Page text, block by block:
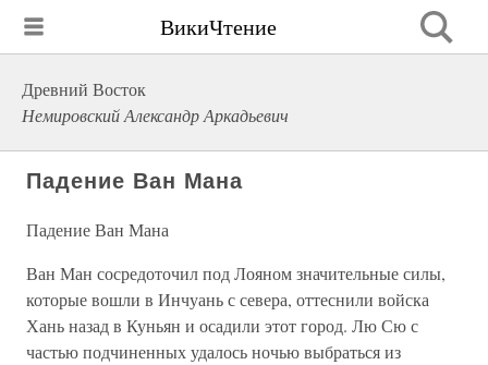
ВикиЧтение
Древний Восток
Немировский Александр Аркадьевич
Падение Ван Мана
Падение Ван Мана
Ван Ман сосредоточил под Лояном значительные силы,
которые вошли в Инчуань с севера, оттеснили войска
Хань назад в Куньян и осадили этот город. Лю Сю с
частью подчиненных удалось ночью выбраться из